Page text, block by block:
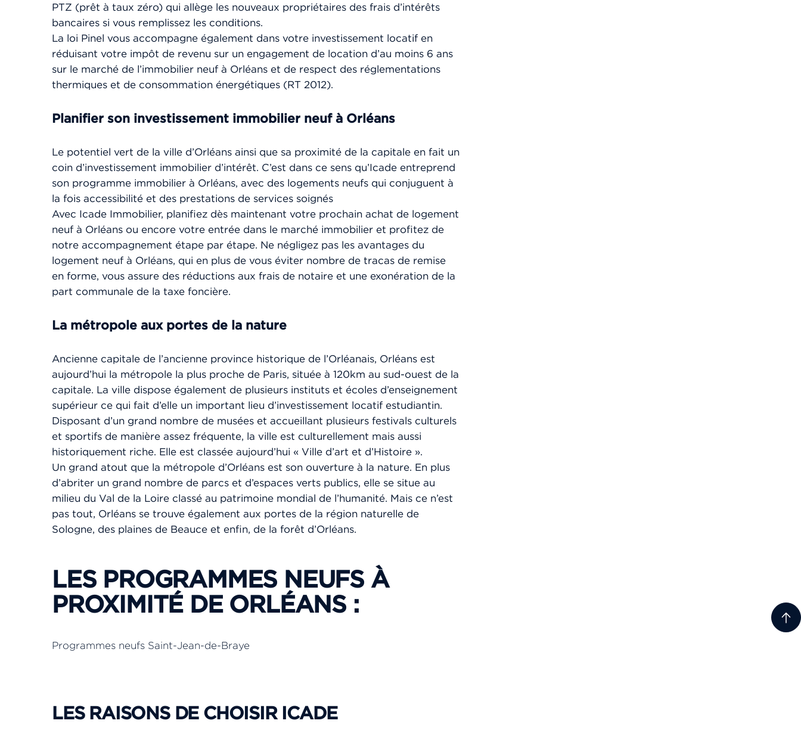
PTZ (prêt à taux zéro) qui allège les nouveaux propriétaires des frais d’intérêts
bancaires si vous remplissez les conditions.
La loi Pinel vous accompagne également dans votre investissement locatif en
réduisant votre impôt de revenu sur un engagement de location d’au moins 6 ans
sur le marché de l’immobilier neuf à Orléans et de respect des réglementations
thermiques et de consommation énergétiques (RT 2012).
Planifier son investissement immobilier neuf à Orléans
Le potentiel vert de la ville d’Orléans ainsi que sa proximité de la capitale en fait un
coin d’investissement immobilier d’intérêt. C’est dans ce sens qu’Icade entreprend
son programme immobilier à Orléans, avec des logements neufs qui conjuguent à
la fois accessibilité et des prestations de services soignés
Avec Icade Immobilier, planifiez dès maintenant votre prochain achat de logement
neuf à Orléans ou encore votre entrée dans le marché immobilier et profitez de
notre accompagnement étape par étape. Ne négligez pas les avantages du
logement neuf à Orléans, qui en plus de vous éviter nombre de tracas de remise
en forme, vous assure des réductions aux frais de notaire et une exonération de la
part communale de la taxe foncière.
La métropole aux portes de la nature
Ancienne capitale de l’ancienne province historique de l’Orléanais, Orléans est
aujourd’hui la métropole la plus proche de Paris, située à 120km au sud-ouest de la
capitale. La ville dispose également de plusieurs instituts et écoles d’enseignement
supérieur ce qui fait d’elle un important lieu d’investissement locatif estudiantin.
Disposant d’un grand nombre de musées et accueillant plusieurs festivals culturels
et sportifs de manière assez fréquente, la ville est culturellement mais aussi
historiquement riche. Elle est classée aujourd’hui « Ville d’art et d’Histoire ».
Un grand atout que la métropole d’Orléans est son ouverture à la nature. En plus
d’abriter un grand nombre de parcs et d’espaces verts publics, elle se situe au
milieu du Val de la Loire classé au patrimoine mondial de l’humanité. Mais ce n’est
pas tout, Orléans se trouve également aux portes de la région naturelle de
Sologne, des plaines de Beauce et enfin, de la forêt d’Orléans.
LES PROGRAMMES NEUFS À
PROXIMITÉ DE ORLÉANS :
Programmes neufs Saint-Jean-de-Braye
LES RAISONS DE CHOISIR ICADE